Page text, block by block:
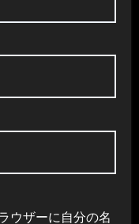
ウザーに自分の名